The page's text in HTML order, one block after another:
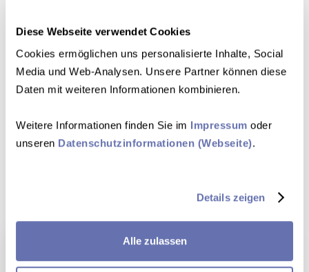
Diese Webseite verwendet Cookies
Cookies ermöglichen uns personalisierte Inhalte, Social
Media und Web-Analysen. Unsere Partner können diese
Daten mit weiteren Informationen kombinieren.
Weitere Informationen finden Sie im Impressum oder
unseren Datenschutzinformationen (Webseite).
Details zeigen
Alle zulassen
Natürlich wirft KI auch ethische Bedenken auf. Doch die Lösung
ist nicht Verzicht, sondern Transparenz und Kontrolle. Das
bedeutet, dass Anbieter solcher Systeme strengste rechtliche,
organisatorische und technische Anforderungen umsetzen
Gleichzeitig ist es wichtig, dass Therapeut:innen die volle
Kontrolle behalten: Die KI schlägt vor – der Mensch entscheidet,
Für die strengen Sicherheitsanforderungen der
Psychotherapie konzipiert.